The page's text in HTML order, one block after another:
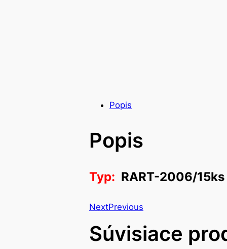
Popis
Popis
Typ: RART-2006/15ks
NextPrevious
Súvisiace